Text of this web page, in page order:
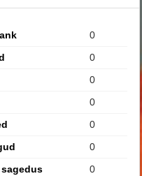
0
0
0
0
0
0
0